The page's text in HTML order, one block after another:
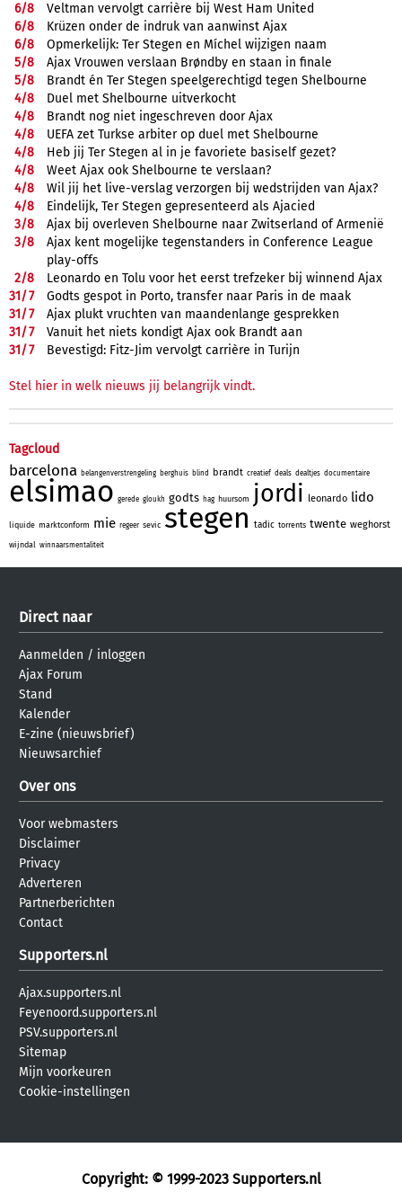
6/8
Veltman vervolgt carrière bij West Ham United
6/8
Krüzen onder de indruk van aanwinst Ajax
6/8
Opmerkelijk: Ter Stegen en Míchel wijzigen naam
5/8
Ajax Vrouwen verslaan Brøndby en staan in finale
5/8
Brandt én Ter Stegen speelgerechtigd tegen Shelbourne
4/8
Duel met Shelbourne uitverkocht
4/8
Brandt nog niet ingeschreven door Ajax
4/8
UEFA zet Turkse arbiter op duel met Shelbourne
4/8
Heb jij Ter Stegen al in je favoriete basiself gezet?
4/8
Weet Ajax ook Shelbourne te verslaan?
4/8
Wil jij het live-verslag verzorgen bij wedstrijden van Ajax?
4/8
Eindelijk, Ter Stegen gepresenteerd als Ajacied
3/8
Ajax bij overleven Shelbourne naar Zwitserland of Armenië
3/8
Ajax kent mogelijke tegenstanders in Conference League
play-offs
2/8
Leonardo en Tolu voor het eerst trefzeker bij winnend Ajax
31/7
Godts gespot in Porto, transfer naar Paris in de maak
31/7
Ajax plukt vruchten van maandenlange gesprekken
31/7
Vanuit het niets kondigt Ajax ook Brandt aan
31/7 Bevestigd: Fitz-Jim vervolgt carrière in Turijn
Stel hier in welk nieuws jij belangrijk vindt.
Tagcloud
barcelona belangenverstrengeling berghuis blind brandt creatief deals dealtjes documentaire
elsimao gerede gloukh godts hag huursom jordi leonardo lido
liquide marktconform mie regeer sevic stegen tadic torrents twente weghorst
wijndal winnaarsmentaliteit
Direct naar
Aanmelden / inloggen
Ajax Forum
Stand
Kalender
E-zine (nieuwsbrief)
Nieuwsarchief
Over ons
Voor webmasters
Disclaimer
Privacy
Adverteren
Partnerberichten
Contact
Supporters.nl
Ajax.supporters.nl
Feyenoord.supporters.nl
PSV.supporters.nl
Sitemap
Mijn voorkeuren
Cookie-instellingen
Copyright: © 1999-2023 Supporters.nl